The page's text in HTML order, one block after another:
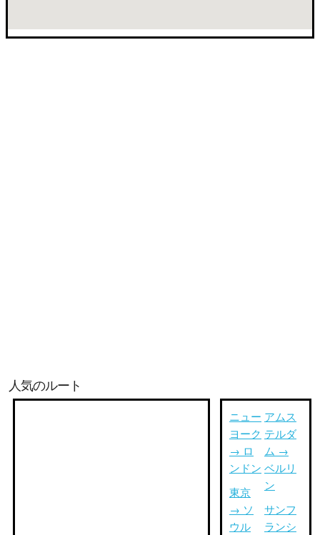
人気のルート
ニュー
ヨーク
→ ロ
ンドン
東京
→ ソ
ウル
アムス
テルダ
ム →
ベルリ
ン
サンフ
ランシ